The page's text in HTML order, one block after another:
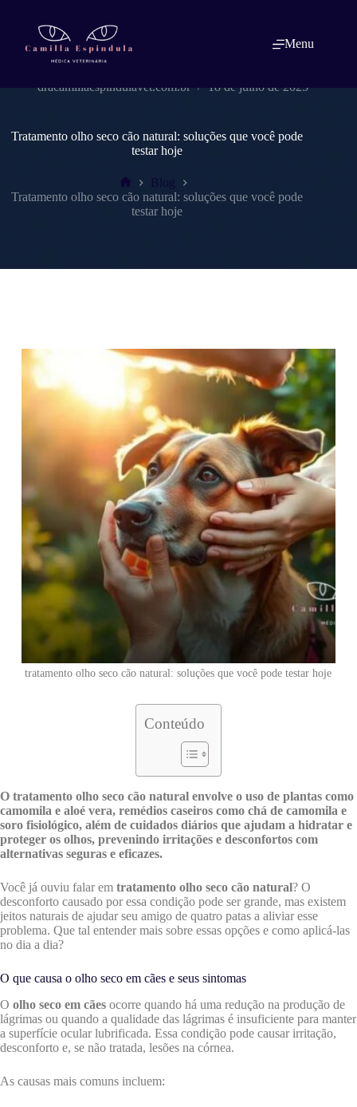
conteúdo
Menu
dracamillaespindulavet.com.br 18 de julho de 2025
Tratamento olho seco cão natural: soluções que você pode
testar hoje
Home
Blog
Tratamento olho seco cão natural: soluções que você pode
testar hoje
tratamento olho seco cão natural: soluções que você pode testar hoje
Conteúdo
O tratamento olho seco cão natural envolve o uso de plantas como
camomila e aloé vera, remédios caseiros como chá de camomila e
soro fisiológico, além de cuidados diários que ajudam a hidratar e
proteger os olhos, prevenindo irritações e desconfortos com
alternativas seguras e eficazes.
Você já ouviu falar em tratamento olho seco cão natural? O
desconforto causado por essa condição pode ser grande, mas existem
jeitos naturais de ajudar seu amigo de quatro patas a aliviar esse
problema. Que tal entender mais sobre essas opções e como aplicá-las
no dia a dia?
O que causa o olho seco em cães e seus sintomas
O olho seco em cães ocorre quando há uma redução na produção de
lágrimas ou quando a qualidade das lágrimas é insuficiente para manter
a superfície ocular lubrificada. Essa condição pode causar irritação,
desconforto e, se não tratada, lesões na córnea.
As causas mais comuns incluem: